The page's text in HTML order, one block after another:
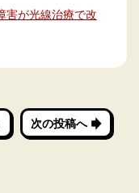
害が光線治療で改
次の投稿へ